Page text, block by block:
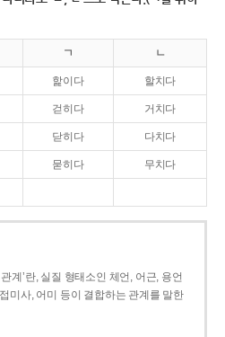
ㄱ ㄴ
핥이다 할치다
걷히다 거치다
닫히다 다치다
묻히다 무치다
계’란, 실질 형태소인 체언, 어근, 용언
미사, 어미 등이 결합하는 관계를 말한